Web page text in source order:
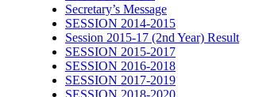
Secretary’s Message
SESSION 2014-2015
Session 2015-17 (2nd Year) Result
SESSION 2015-2017
SESSION 2016-2018
SESSION 2017-2019
SESSION 2018-2020